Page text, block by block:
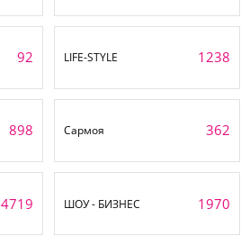
92 LIFE-STYLE 1238
898 Сармоя 362
4719 ШОУ - БИЗНЕС 1970